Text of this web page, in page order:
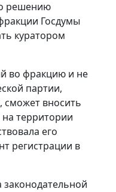
решению
Госдумы
куратором
во фракцию и не
партии,
сможет вносить
территории
его
регистрации в